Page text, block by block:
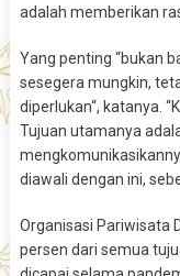
adalah memberikan
Yang penting “bukan
sesegera mungkin,
diperlukan“, katanya.
Tujuan utamanya
diawali dengan ini,
Organisasi Pariwisata
persen dari semua